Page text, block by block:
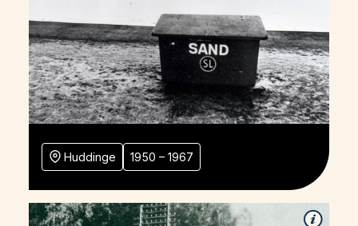
Huddinge 1950 – 1967